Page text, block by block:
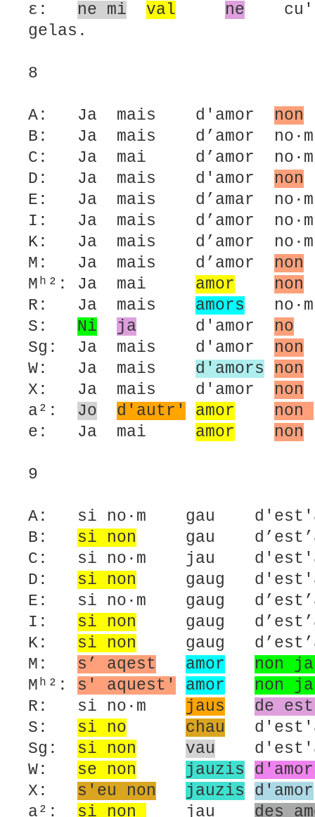
ε: ne mi val ne
gelas.
8
A: Ja mais d'amor non
B: Ja mais d’amor
C: Ja mai d’amor
D: Ja mais d'amor non
E: Ja mais d’amar
I: Ja mais d’amor
K: Ja mais d’amor
M: Ja mais d’amor non
Mʰ²: Ja mai amor non
R: Ja mais amors
S: Ni ja d'amor no
Sg: Ja mais d'amor non
W: Ja mais d'amors non
X: Ja mais d'amor non
a²: Jo d'autr' amor non
e: Ja mai amor non
9
A: si no·m gau
B: si non gau
C: si no·m jau
D: si non gaug
E: si no·m gaug
I: si non gaug
K: si non gaug
M: s’ aqest amor
non
Mʰ²: s' aquest' amor
non
R: si no·m jaus
de
S: si no chau
Sg: si non vau
W: se non jauzis
X: s'eu non jauzis d'amor
a²: si non jau des